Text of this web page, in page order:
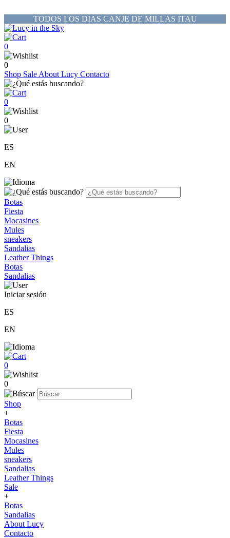
TODOS LOS DIAS CANJE DE MILLAS ITAU
0
0
Shop Sale About Lucy Contacto
0
0
ES
EN
Botas
Fiesta
Mocasines
Mules
sneakers
Sandalias
Leather Things
Botas
Sandalias
Iniciar sesión
ES
EN
0
0
Shop
+
Botas
Fiesta
Mocasines
Mules
sneakers
Sandalias
Leather Things
Sale
+
Botas
Sandalias
About Lucy
Contacto